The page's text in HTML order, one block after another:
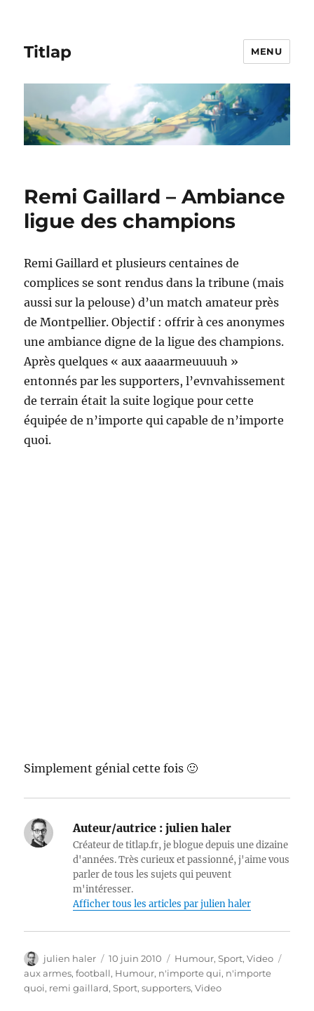
Titlap MENU
Remi Gaillard – Ambiance
ligue des champions
Remi Gaillard et plusieurs centaines de
complices se sont rendus dans la tribune (mais
aussi sur la pelouse) d’un match amateur près
de Montpellier. Objectif : offrir à ces anonymes
une ambiance digne de la ligue des champions.
Après quelques « aux aaaarmeuuuuh »
entonnés par les supporters, l’evnvahissement
de terrain était la suite logique pour cette
équipée de n’importe qui capable de n’importe
quoi.
Simplement génial cette fois 🙂
Auteur/autrice : julien haler
Créateur de titlap.fr, je blogue depuis une dizaine
d'années. Très curieux et passionné, j'aime vous
parler de tous les sujets qui peuvent
m'intéresser.
Afficher tous les articles par julien haler
Auteur
julien haler
Publié
le
10 juin 2010 Catégories
Humour,Sport,Video
aux armes,football, Humour, n'importe qui, n'importe
quoi, remi gaillard,Sport,supporters,Video